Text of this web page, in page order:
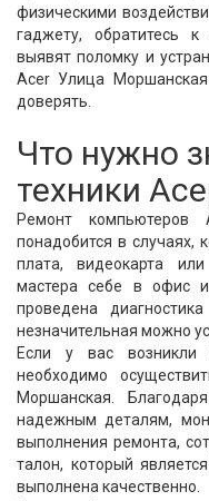
физическими
гаджету, обратитесь
выявят поломку и
Acer Улица
доверять.
Что нужно
техники
Ремонт
понадобится в случаях,
плата, видеокарта
мастера себе в офис
проведена
незначительная можно
Если у вас
необходимо
Моршанская.
надежным деталям,
выполнения ремонта,
талон, который
выполнена качественно.